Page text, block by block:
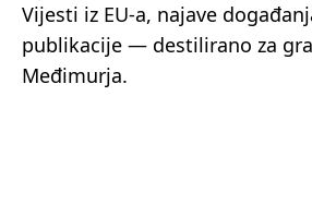
Linkovi
Vijesti iz EU-a, najave
publikacije — destilirano za
Međimurja.